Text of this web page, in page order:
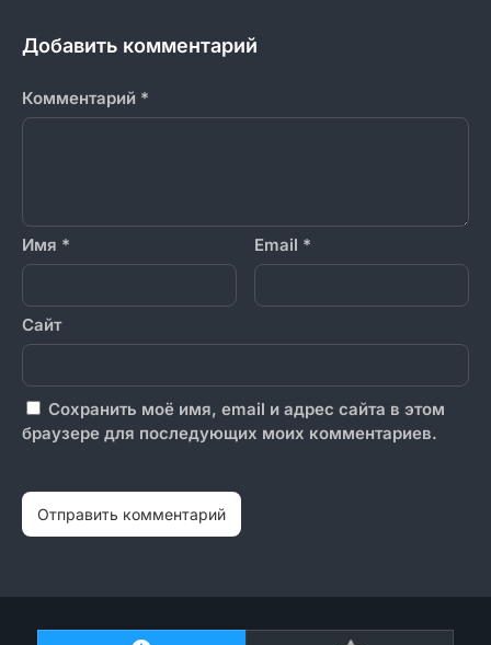
Добавить комментарий
Комментарий *
Имя * Email *
Сайт
Сохранить моё имя, email и адрес сайта в этом
браузере для последующих моих комментариев.